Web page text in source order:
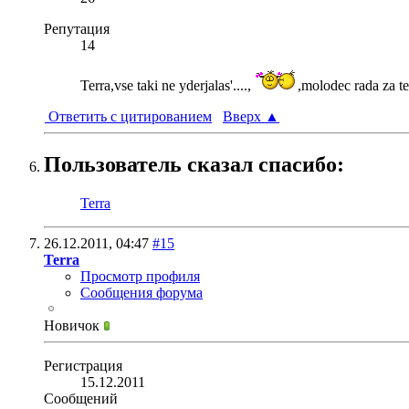
Репутация
14
Terra,vse taki ne yderjalas'....,
,molodec rada za
Ответить с цитированием
Вверх ▲
Пользователь сказал cпасибо:
Terra
26.12.2011, 04:47 #15
Terra
Просмотр профиля
Сообщения форума
Новичок
Регистрация
15.12.2011
Сообщений